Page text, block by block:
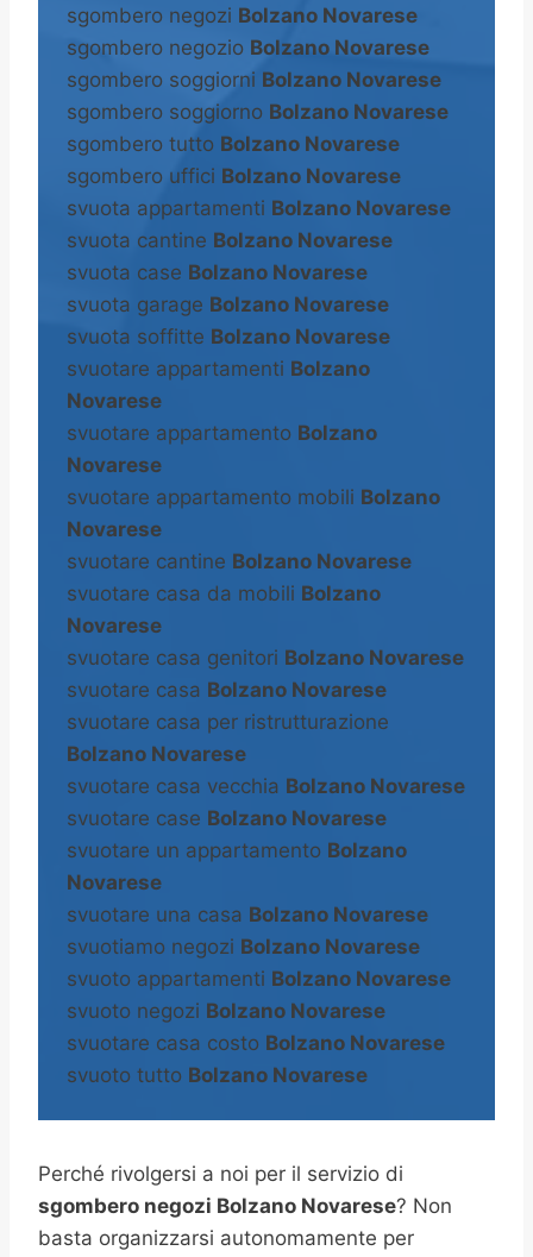
sgombero negozi Bolzano Novarese
sgombero negozio Bolzano Novarese
sgombero soggiorni Bolzano Novarese
sgombero soggiorno Bolzano Novarese
sgombero tutto Bolzano Novarese
sgombero uffici Bolzano Novarese
svuota appartamenti Bolzano Novarese
svuota cantine Bolzano Novarese
svuota case Bolzano Novarese
svuota garage Bolzano Novarese
svuota soffitte Bolzano Novarese
svuotare appartamenti Bolzano
Novarese
svuotare appartamento Bolzano
Novarese
svuotare appartamento mobili Bolzano
Novarese
svuotare cantine Bolzano Novarese
svuotare casa da mobili Bolzano
Novarese
svuotare casa genitori Bolzano Novarese
svuotare casa Bolzano Novarese
svuotare casa per ristrutturazione
Bolzano Novarese
svuotare casa vecchia Bolzano Novarese
svuotare case Bolzano Novarese
svuotare un appartamento Bolzano
Novarese
svuotare una casa Bolzano Novarese
svuotiamo negozi Bolzano Novarese
svuoto appartamenti Bolzano Novarese
svuoto negozi Bolzano Novarese
svuotare casa costo Bolzano Novarese
svuoto tutto Bolzano Novarese
Perché rivolgersi a noi per il servizio di
sgombero negozi Bolzano Novarese? Non
basta organizzarsi autonomamente per